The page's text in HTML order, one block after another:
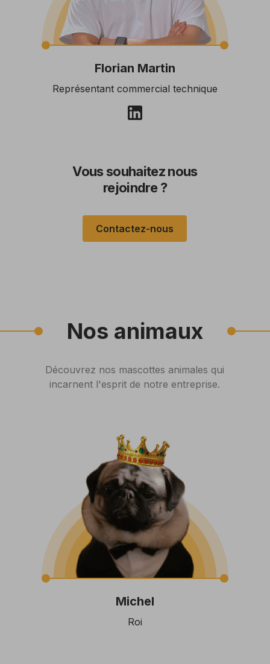
Florian Martin
Représentant commercial technique
Vous souhaitez nous
rejoindre ?
Contactez-nous
Nos animaux
Découvrez nos mascottes animales qui
incarnent l'esprit de notre entreprise.
Michel
Roi